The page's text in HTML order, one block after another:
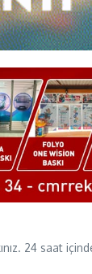
24 saat